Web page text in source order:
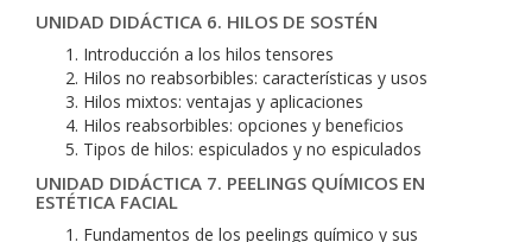
UNIDAD DIDÁCTICA 6. HILOS DE SOSTÉN
Introducción a los hilos tensores
Hilos no reabsorbibles: características y usos
Hilos mixtos: ventajas y aplicaciones
Hilos reabsorbibles: opciones y beneficios
Tipos de hilos: espiculados y no espiculados
UNIDAD DIDÁCTICA 7. PEELINGS QUÍMICOS EN
ESTÉTICA FACIAL
Fundamentos de los peelings químico y sus